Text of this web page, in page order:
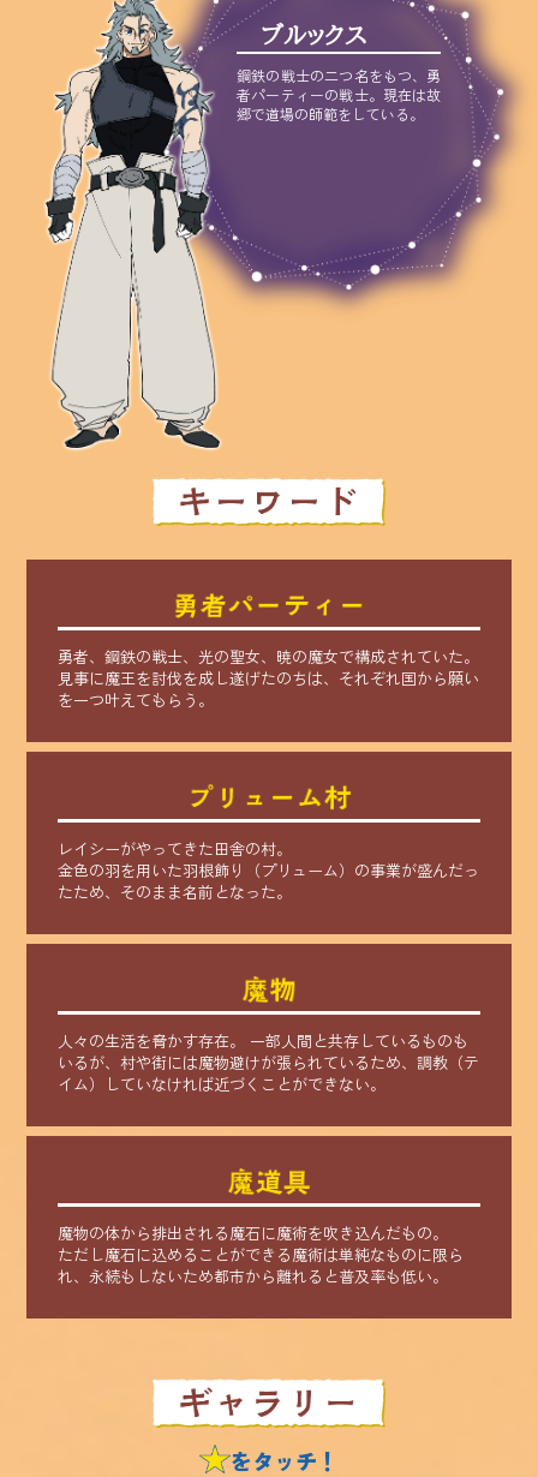
ブルックス
鋼鉄の戦士の二つ名をもつ、勇
者パーティーの戦士。現在は故
郷で道場の師範をしている。
勇者、鋼鉄の戦士、光の聖女、暁の魔女で構成されていた。
見事に魔王を討伐を成し遂げたのちは、それぞれ国から願い
を一つ叶えてもらう。
レイシーがやってきた田舎の村。
金色の羽を用いた羽根飾り（プリューム）の事業が盛んだっ
たため、そのまま名前となった。
人々の生活を脅かす存在。 一部人間と共存しているものも
いるが、村や街には魔物避けが張られているため、調教（テ
イム）していなければ近づくことができない。
魔物の体から排出される魔石に魔術を吹き込んだもの。
ただし魔石に込めることができる魔術は単純なものに限ら
れ、永続もしないため都市から離れると普及率も低い。
をタッチ！